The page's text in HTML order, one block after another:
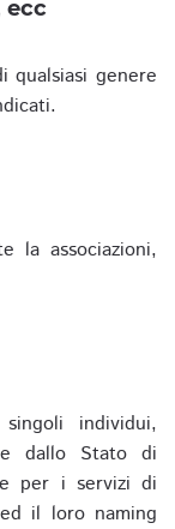
ecc
qualsiasi genere
la associazioni,
individui,
e dallo Stato di
per i servizi di
il loro naming